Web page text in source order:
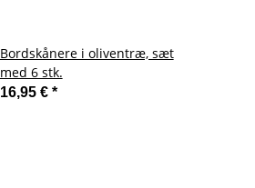
Bordskånere i oliventræ, sæt
med 6 stk.
16,95 € *